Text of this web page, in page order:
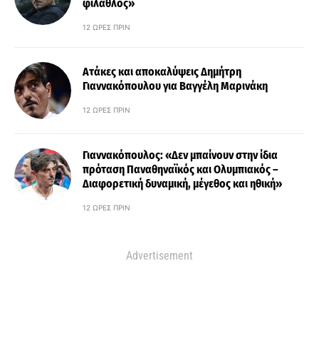
φίλαθλος»
12 ΏΡΕΣ ΠΡΙΝ
Ατάκες και αποκαλύψεις Δημήτρη
Γιαννακόπουλου για Βαγγέλη Μαρινάκη
12 ΏΡΕΣ ΠΡΙΝ
Γιαννακόπουλος: «Δεν μπαίνουν στην ίδια
πρόταση Παναθηναϊκός και Ολυμπιακός –
Διαφορετική δυναμική, μέγεθος και ηθική»
12 ΏΡΕΣ ΠΡΙΝ
Advertisement